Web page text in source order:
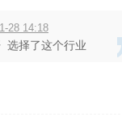
28 14:18
选择了这个行业